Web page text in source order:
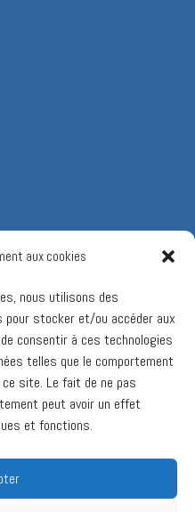
aux cookies
nous utilisons des
stocker et/ou accéder aux
consentir à ces technologies
telles que le comportement
site. Le fait de ne pas
peut avoir un effet
et fonctions.